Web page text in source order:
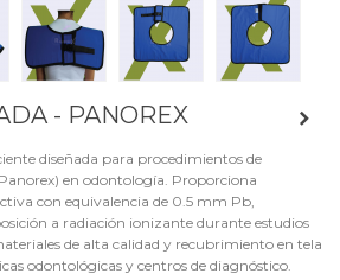
- PANOREX
diseñada para procedimientos de
en odontología. Proporciona
con equivalencia de 0.5 mm Pb,
a radiación ionizante durante estudios
de alta calidad y recubrimiento en tela
odontológicas y centros de diagnóstico.